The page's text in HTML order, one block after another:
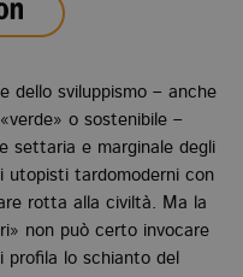
dello sviluppismo – anche
o sostenibile –
settaria e marginale degli
utopisti tardomoderni con
rotta alla civiltà. Ma la
non può certo invocare
profila lo schianto del